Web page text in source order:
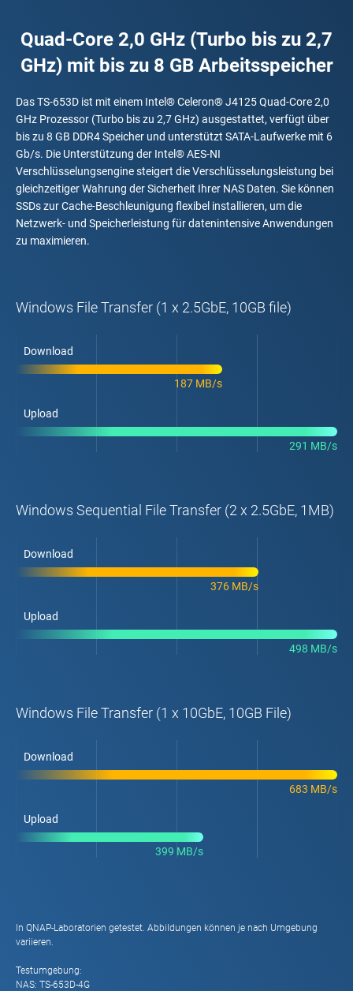
Quad-Core 2,0 GHz (Turbo bis zu 2,7
GHz) mit bis zu 8 GB Arbeitsspeicher
Das TS-653D ist mit einem Intel® Celeron® J4125 Quad-Core 2,0
GHz Prozessor (Turbo bis zu 2,7 GHz) ausgestattet, verfügt über
bis zu 8 GB DDR4 Speicher und unterstützt SATA-Laufwerke mit 6
Gb/s. Die Unterstützung der Intel® AES-NI
Verschlüsselungsengine steigert die Verschlüsselungsleistung bei
gleichzeitiger Wahrung der Sicherheit Ihrer NAS Daten. Sie können
SSDs zur Cache-Beschleunigung flexibel installieren, um die
Netzwerk- und Speicherleistung für datenintensive Anwendungen
zu maximieren.
Windows File Transfer (1 x 2.5GbE, 10GB file)
Download
187 MB/s
Upload
291 MB/s
Windows Sequential File Transfer (2 x 2.5GbE, 1MB)
Download
376 MB/s
Upload
498 MB/s
Windows File Transfer (1 x 10GbE, 10GB File)
Download
683 MB/s
Upload
399 MB/s
In QNAP-Laboratorien getestet. Abbildungen können je nach Umgebung
variieren.
Testumgebung:
NAS: TS-653D-4G